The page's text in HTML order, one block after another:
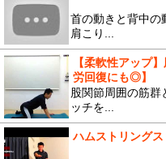
首の動きと背中の
肩こり...
【柔軟性アップ
労回復にも◎】
股関節周囲の筋群
ッチを...
ハムストリング